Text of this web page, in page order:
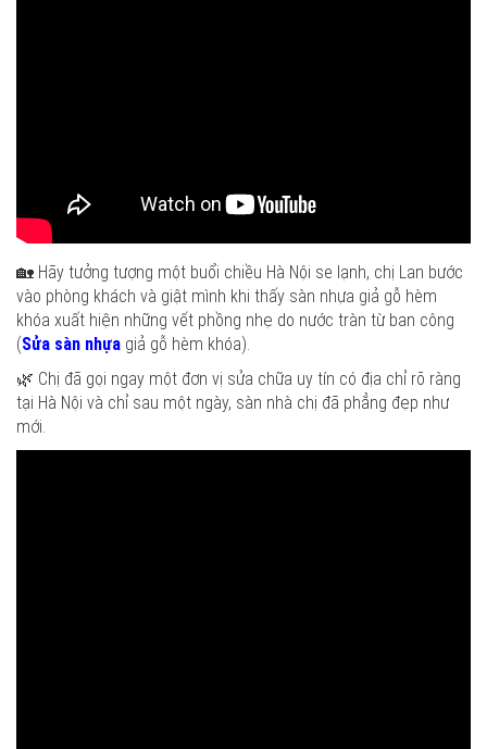
🏡 Hãy tưởng tượng một buổi chiều Hà Nội se lạnh, chị Lan bước
vào phòng khách và giật mình khi thấy sàn nhựa giả gỗ hèm
khóa xuất hiện những vết phồng nhẹ do nước tràn từ ban công
(Sửa sàn nhựa giả gỗ hèm khóa).
🌿 Chị đã gọi ngay một đơn vị sửa chữa uy tín có địa chỉ rõ ràng
tại Hà Nội và chỉ sau một ngày, sàn nhà chị đã phẳng đẹp như
mới.